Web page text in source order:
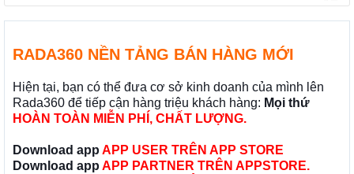
RADA360 NỀN TẢNG BÁN HÀNG MỚI
Hiện tại, bạn có thể đưa cơ sở kinh doanh của mình lên
Rada360 để tiếp cận hàng triệu khách hàng: Mọi thứ
HOÀN TOÀN MIỄN PHÍ, CHẤT LƯỢNG.
Download app APP USER TRÊN APP STORE
Download app APP PARTNER TRÊN APPSTORE.